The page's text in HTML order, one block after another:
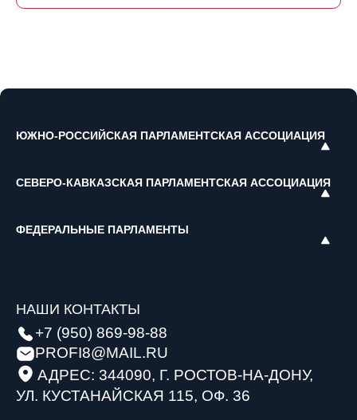
ЮЖНО-РОССИЙСКАЯ ПАРЛАМЕНТСКАЯ АССОЦИАЦИЯ
СЕВЕРО-КАВКАЗСКАЯ ПАРЛАМЕНТСКАЯ АССОЦИАЦИЯ
ФЕДЕРАЛЬНЫЕ ПАРЛАМЕНТЫ
НАШИ КОНТАКТЫ
+7 (950) 869-98-88
PROFI8@MAIL.RU
АДРЕС: 344090, Г. РОСТОВ-НА-ДОНУ,
УЛ. КУСТАНАЙСКАЯ 115, ОФ. 36